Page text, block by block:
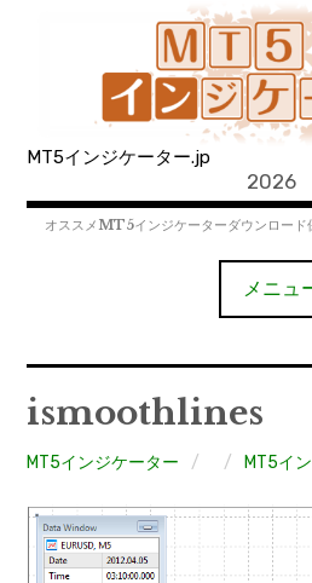
MT5インジケーター.jp
2026
オススメMT5インジケーターダウンロー
メニュ
MT4EAﾀﾞｳﾝﾛｰﾄﾞ
MT5EAﾀﾞｳﾝﾛｰﾄﾞ
MT4インジケーター
mqファイルをexファイルにする方
ismoothlines
MT5インジケーター MT5イ